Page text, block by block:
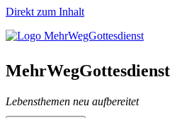
Direkt zum Inhalt
MehrWegGottesdienst
Lebensthemen neu aufbereitet